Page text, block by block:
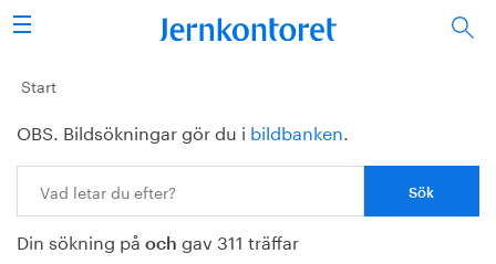
Sök
Stålindustrin
Vision 2050
Forskning/utbildning
Energi/miljö
Start
OBS. Bildsökningar gör du i bildbanken.
Din sökning på och gav 311 träffar